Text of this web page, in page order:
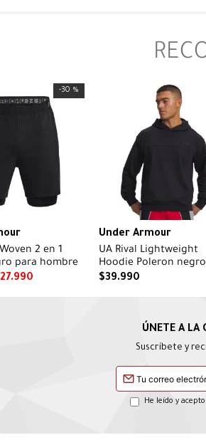
-30 %
2 en 1
para hombre
27.990
Under Armour
UA Rival Lightweight
Hoodie Poleron
hombre
$39.990
Suscríbete y
He leído y